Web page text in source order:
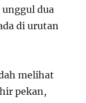
dua
di urutan
melihat
pekan,